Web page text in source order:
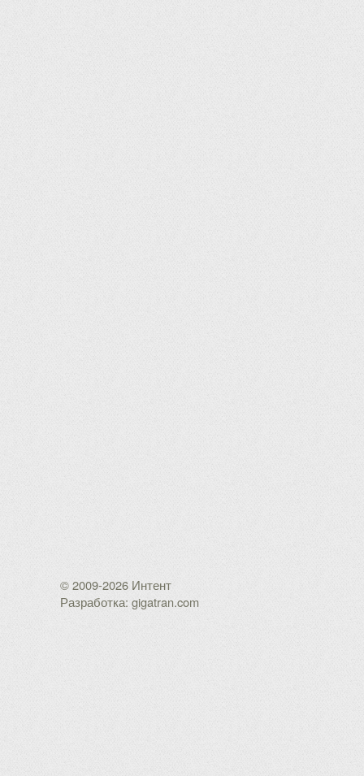
© 2009-2026 Интент
Разработка: gigatran.com